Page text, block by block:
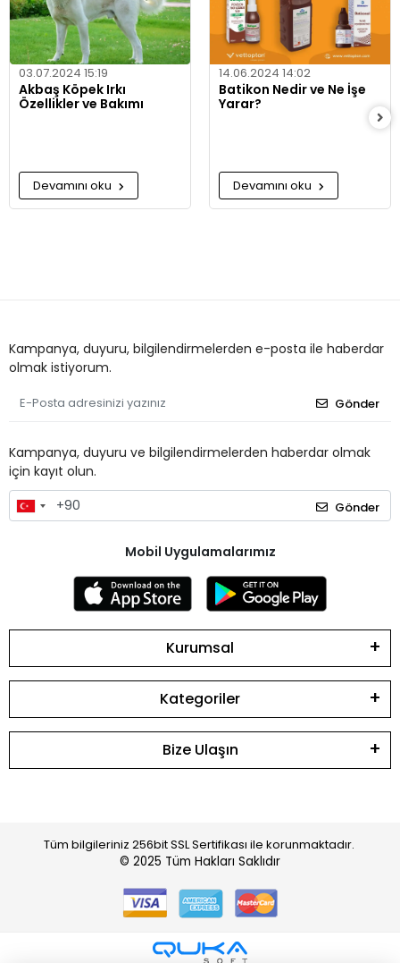
03.07.2024 15:19
Akbaş Köpek Irkı
Özellikler ve Bakımı
Devamını oku
14.06.2024 14:02
Batikon Nedir ve Ne İşe
Yarar?
Devamını oku
Kampanya, duyuru, bilgilendirmelerden e-posta ile haberdar
olmak istiyorum.
Gönder
Kampanya, duyuru ve bilgilendirmelerden haberdar olmak
için kayıt olun.
Gönder
Mobil Uygulamalarımız
Kurumsal
Kategoriler
Bize Ulaşın
Tüm bilgileriniz 256bit SSL Sertifikası ile korunmaktadır.
© 2025 Tüm Hakları Saklıdır